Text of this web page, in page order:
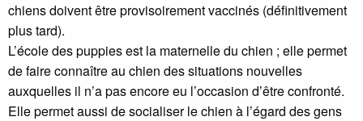
chiens doivent être provisoirement vaccinés (définitivement
plus tard).
L’école des puppies est la maternelle du chien ; elle permet
de faire connaître au chien des situations nouvelles
auxquelles il n’a pas encore eu l’occasion d’être confronté.
Elle permet aussi de socialiser le chien à l’égard des gens